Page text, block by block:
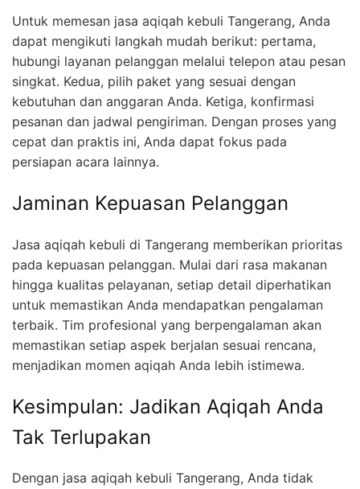
Untuk memesan jasa aqiqah kebuli Tangerang, Anda
dapat mengikuti langkah mudah berikut: pertama,
hubungi layanan pelanggan melalui telepon atau pesan
singkat. Kedua, pilih paket yang sesuai dengan
kebutuhan dan anggaran Anda. Ketiga, konfirmasi
pesanan dan jadwal pengiriman. Dengan proses yang
cepat dan praktis ini, Anda dapat fokus pada
persiapan acara lainnya.
Jaminan Kepuasan Pelanggan
Jasa aqiqah kebuli di Tangerang memberikan prioritas
pada kepuasan pelanggan. Mulai dari rasa makanan
hingga kualitas pelayanan, setiap detail diperhatikan
untuk memastikan Anda mendapatkan pengalaman
terbaik. Tim profesional yang berpengalaman akan
memastikan setiap aspek berjalan sesuai rencana,
menjadikan momen aqiqah Anda lebih istimewa.
Kesimpulan: Jadikan Aqiqah Anda
Tak Terlupakan
Dengan jasa aqiqah kebuli Tangerang, Anda tidak